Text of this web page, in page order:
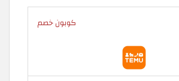
كوبون خصم